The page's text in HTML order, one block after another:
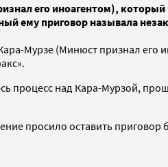
его иноагентом), который
ему приговор называла
Мурзе (Минюст признал его
процесс над Кара-Мурзой,
просило оставить приговор